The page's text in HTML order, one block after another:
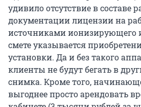
удивило отсутствие в составе
документации лицензии на
источниками ионизирующего
смете указывается
установки. Да и без такого
клиенты не будут бегать в
снимка. Кроме того,
выгоднее просто арендовать